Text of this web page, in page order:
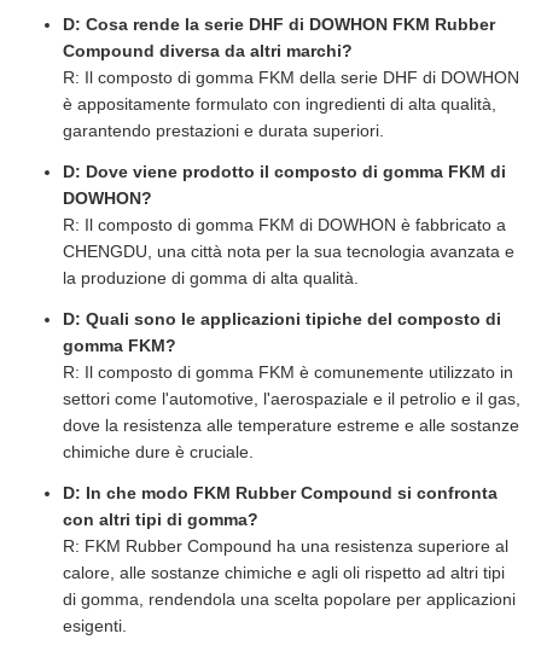
D: Cosa rende la serie DHF di DOWHON FKM Rubber
Compound diversa da altri marchi?
R: Il composto di gomma FKM della serie DHF di DOWHON
è appositamente formulato con ingredienti di alta qualità,
garantendo prestazioni e durata superiori.
D: Dove viene prodotto il composto di gomma FKM di
DOWHON?
R: Il composto di gomma FKM di DOWHON è fabbricato a
CHENGDU, una città nota per la sua tecnologia avanzata e
la produzione di gomma di alta qualità.
D: Quali sono le applicazioni tipiche del composto di
gomma FKM?
R: Il composto di gomma FKM è comunemente utilizzato in
settori come l'automotive, l'aerospaziale e il petrolio e il gas,
dove la resistenza alle temperature estreme e alle sostanze
chimiche dure è cruciale.
D: In che modo FKM Rubber Compound si confronta
con altri tipi di gomma?
R: FKM Rubber Compound ha una resistenza superiore al
calore, alle sostanze chimiche e agli oli rispetto ad altri tipi
di gomma, rendendola una scelta popolare per applicazioni
esigenti.